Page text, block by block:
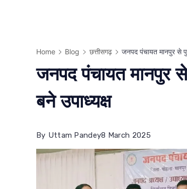
Home Blog छत्तीसगढ़ जनपद पंचायत मानपुर से
जनपद पंचायत मानपुर से
बने उपाध्यक्ष
By Uttam Pandey8 March 2025